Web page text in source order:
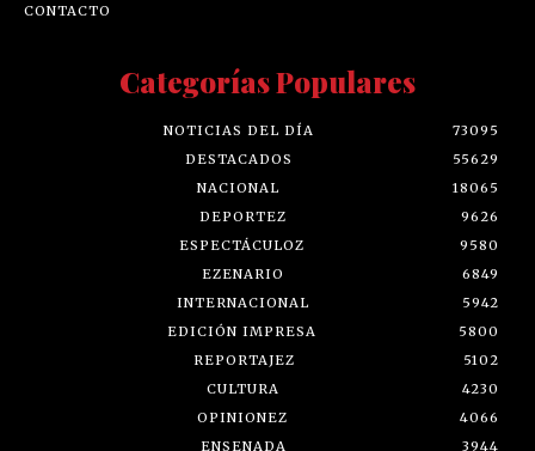
CONTACTO
Categorías Populares
NOTICIAS DEL DÍA
73095
DESTACADOS
55629
NACIONAL
18065
DEPORTEZ
9626
ESPECTÁCULOZ
9580
EZENARIO
6849
INTERNACIONAL
5942
EDICIÓN IMPRESA
5800
REPORTAJEZ
5102
CULTURA
4230
OPINIONEZ
4066
ENSENADA
3944